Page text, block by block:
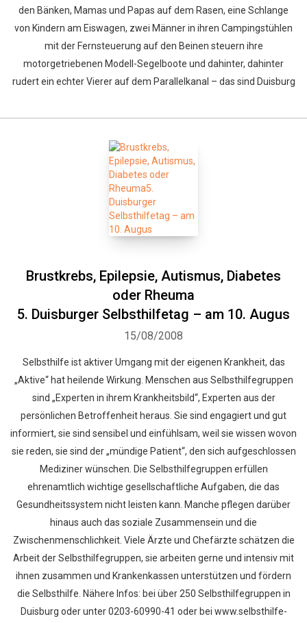
den Bänken, Mamas und Papas auf dem Rasen, eine Schlange
von Kindern am Eiswagen, zwei Männer in ihren Campingstühlen
mit der Fernsteuerung auf den Beinen steuern ihre
motorgetriebenen Modell-Segelboote und dahinter, dahinter
rudert ein echter Vierer auf dem Parallelkanal – das sind Duisburg
Brustkrebs, Epilepsie, Autismus, Diabetes
oder Rheuma
5. Duisburger Selbsthilfetag – am 10. Augus
15/08/2008
Selbsthilfe ist aktiver Umgang mit der eigenen Krankheit, das
„Aktive“ hat heilende Wirkung. Menschen aus Selbsthilfegruppen
sind „Experten in ihrem Krankheitsbild“, Experten aus der
persönlichen Betroffenheit heraus. Sie sind engagiert und gut
informiert, sie sind sensibel und einfühlsam, weil sie wissen wovon
sie reden, sie sind der „mündige Patient“, den sich aufgeschlossen
Mediziner wünschen. Die Selbsthilfegruppen erfüllen
ehrenamtlich wichtige gesellschaftliche Aufgaben, die das
Gesundheitssystem nicht leisten kann. Manche pflegen darüber
hinaus auch das soziale Zusammensein und die
Zwischenmenschlichkeit. Viele Ärzte und Chefärzte schätzen die
Arbeit der Selbsthilfegruppen, sie arbeiten gerne und intensiv mit
ihnen zusammen und Krankenkassen unterstützen und fördern
die Selbsthilfe. Nähere Infos: bei über 250 Selbsthilfegruppen in
Duisburg oder unter 0203-60990-41 oder bei www.selbsthilfe-